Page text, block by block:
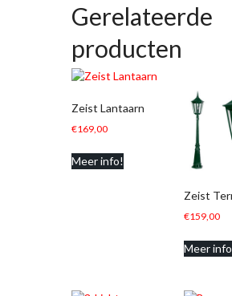
Gerelateerde
producten
Zeist Lantaarn
€169,00
Meer info!
Zeist
€159,00
Meer